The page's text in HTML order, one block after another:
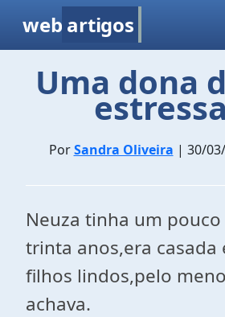
web artigos
Uma dona
PorSandra Oliveira | 30/
Neuza tinha um
trinta anos,era casada
filhos lindos,pelo
achava.